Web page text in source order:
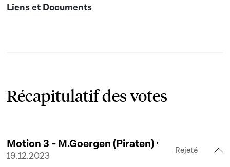
Récapitulatif des votes
Motion 3 - M.Goergen (Piraten) ·
19.12.2023
Rejeté